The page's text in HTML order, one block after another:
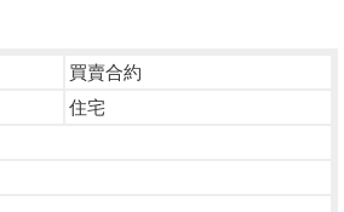
買賣合約
住宅